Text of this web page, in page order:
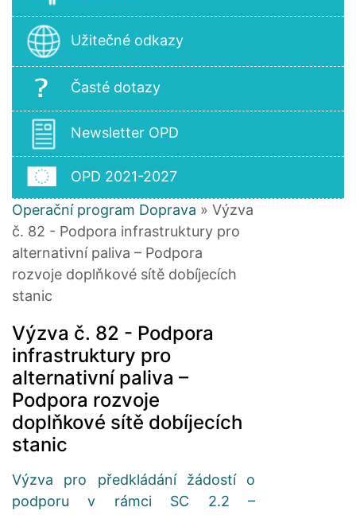
Užitečné odkazy
Časté dotazy
Newsletter OPD
OPD 2021-2027
Operační program Doprava » Výzva
č. 82 - Podpora infrastruktury pro
alternativní paliva – Podpora
rozvoje doplňkové sítě dobíjecích
stanic
Výzva č. 82 - Podpora
infrastruktury pro
alternativní paliva –
Podpora rozvoje
doplňkové sítě dobíjecích
stanic
Výzva pro předkládání žádostí o
podporu v rámci SC 2.2 –